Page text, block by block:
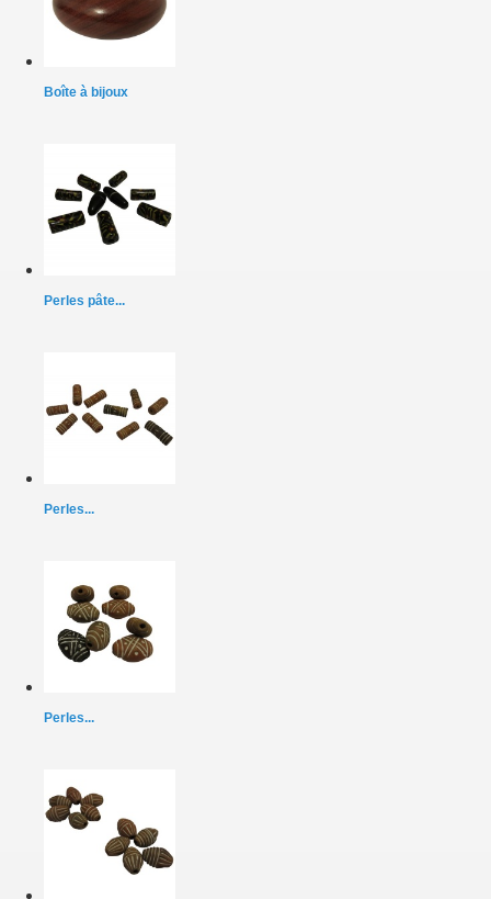
Boîte à bijoux
Perles pâte...
Perles...
Perles...